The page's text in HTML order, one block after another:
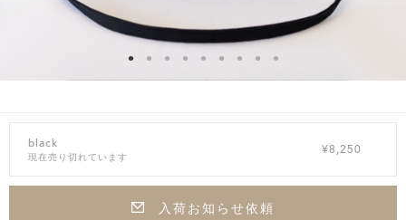
black
現在売り切れています
¥8,250
入荷お知らせ依頼